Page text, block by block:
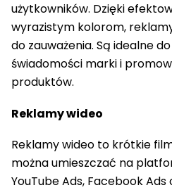
użytkowników. Dzięki
wyrazistym kolorom,
do zauważenia. Są idealne
świadomości marki i
produktów.
Reklamy wideo
Reklamy wideo to krótkie
można umieszczać na
YouTube Ads, Facebook